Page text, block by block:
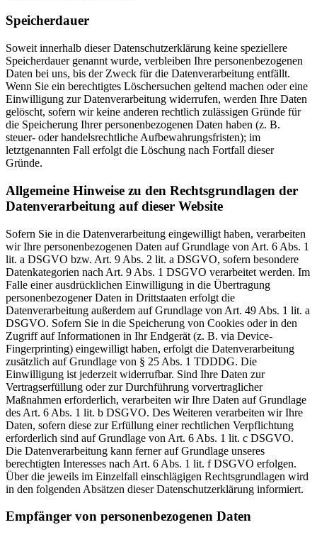
Speicherdauer
Soweit innerhalb dieser Datenschutzerklärung keine speziellere
Speicherdauer genannt wurde, verbleiben Ihre personenbezogenen
Daten bei uns, bis der Zweck für die Datenverarbeitung entfällt.
Wenn Sie ein berechtigtes Löschersuchen geltend machen oder eine
Einwilligung zur Datenverarbeitung widerrufen, werden Ihre Daten
gelöscht, sofern wir keine anderen rechtlich zulässigen Gründe für
die Speicherung Ihrer personenbezogenen Daten haben (z. B.
steuer- oder handelsrechtliche Aufbewahrungsfristen); im
letztgenannten Fall erfolgt die Löschung nach Fortfall dieser
Gründe.
Allgemeine Hinweise zu den Rechtsgrundlagen der
Datenverarbeitung auf dieser Website
Sofern Sie in die Datenverarbeitung eingewilligt haben, verarbeiten
wir Ihre personenbezogenen Daten auf Grundlage von Art. 6 Abs. 1
lit. a DSGVO bzw. Art. 9 Abs. 2 lit. a DSGVO, sofern besondere
Datenkategorien nach Art. 9 Abs. 1 DSGVO verarbeitet werden. Im
Falle einer ausdrücklichen Einwilligung in die Übertragung
personenbezogener Daten in Drittstaaten erfolgt die
Datenverarbeitung außerdem auf Grundlage von Art. 49 Abs. 1 lit. a
DSGVO. Sofern Sie in die Speicherung von Cookies oder in den
Zugriff auf Informationen in Ihr Endgerät (z. B. via Device-
Fingerprinting) eingewilligt haben, erfolgt die Datenverarbeitung
zusätzlich auf Grundlage von § 25 Abs. 1 TDDDG. Die
Einwilligung ist jederzeit widerrufbar. Sind Ihre Daten zur
Vertragserfüllung oder zur Durchführung vorvertraglicher
Maßnahmen erforderlich, verarbeiten wir Ihre Daten auf Grundlage
des Art. 6 Abs. 1 lit. b DSGVO. Des Weiteren verarbeiten wir Ihre
Daten, sofern diese zur Erfüllung einer rechtlichen Verpflichtung
erforderlich sind auf Grundlage von Art. 6 Abs. 1 lit. c DSGVO.
Die Datenverarbeitung kann ferner auf Grundlage unseres
berechtigten Interesses nach Art. 6 Abs. 1 lit. f DSGVO erfolgen.
Über die jeweils im Einzelfall einschlägigen Rechtsgrundlagen wird
in den folgenden Absätzen dieser Datenschutzerklärung informiert.
Empfänger von personenbezogenen Daten